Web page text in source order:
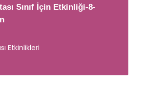
Sınıf İçin Etkinliği-8-
Etkinlikleri